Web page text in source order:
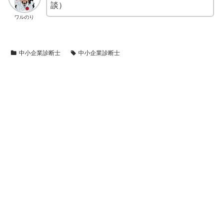
ワルのり
談）
中小企業診断士 中小企業診断士